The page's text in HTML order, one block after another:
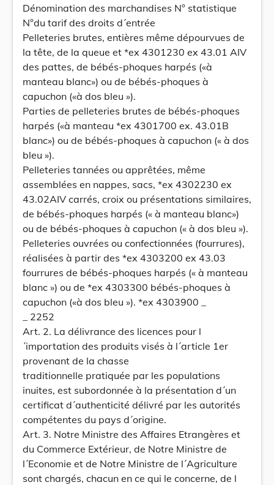
Dénomination des marchandises N° statistique
N°du tarif des droits d´entrée
Pelleteries brutes, entières même dépourvues de
la tête, de la queue et *ex 4301230 ex 43.01 AIV
des pattes, de bébés-phoques harpés («à
manteau blanc») ou de bébés-phoques à
capuchon («à dos bleu »).
Parties de pelleteries brutes de bébés-phoques
harpés («à manteau *ex 4301700 ex. 43.01B
blanc») ou de bébés-phoques à capuchon (« à dos
bleu »).
Pelleteries tannées ou apprêtées, même
assemblées en nappes, sacs, *ex 4302230 ex
43.02AIV carrés, croix ou présentations similaires,
de bébés-phoques harpés (« à manteau blanc»)
ou de bébés-phoques à capuchon (« à dos bleu »).
Pelleteries ouvrées ou confectionnées (fourrures),
réalisées à partir des *ex 4303200 ex 43.03
fourrures de bébés-phoques harpés (« à manteau
blanc ») ou de *ex 4303300 bébés-phoques à
capuchon («à dos bleu »). *ex 4303900 _
_ 2252
Art. 2. La délivrance des licences pour l
´importation des produits visés à l´article 1er
provenant de la chasse
traditionnelle pratiquée par les populations
inuites, est subordonnée à la présentation d´un
certificat d´authenticité délivré par les autorités
compétentes du pays d´origine.
Art. 3. Notre Ministre des Affaires Etrangères et
du Commerce Extérieur, de Notre Ministre de
l´Economie et de Notre Ministre de l´Agriculture
sont chargés, chacun en ce qui le concerne, de l